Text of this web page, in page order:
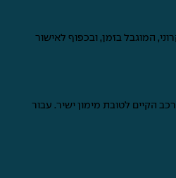
המוגבל בזמן, ובכפוף לאישור
הקיים לטובת מימון ישיר. עבור